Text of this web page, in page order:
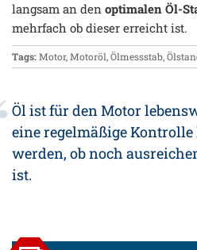
langsam an den optimalen Öl-
mehrfach ob dieser erreicht ist.
Tags:Motor,Motoröl,Ölmessstab,
Öl ist für den Motor
eine regelmäßige
werden, ob noch
ist.